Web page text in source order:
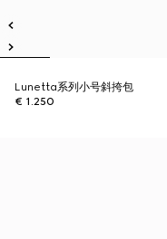
Lunetta系列小号斜挎包
€ 1.250